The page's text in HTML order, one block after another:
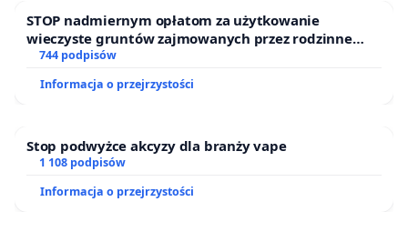
STOP nadmiernym opłatom za użytkowanie
wieczyste gruntów zajmowanych przez rodzinne
ogrody działkowe.
744 podpisów
Informacja o przejrzystości
Stop podwyżce akcyzy dla branży vape
1 108 podpisów
Informacja o przejrzystości